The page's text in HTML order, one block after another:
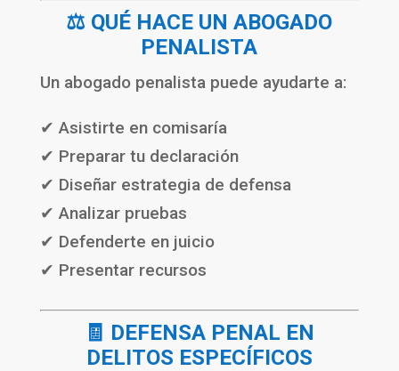
⚖️ QUÉ HACE UN ABOGADO
PENALISTA
Un abogado penalista puede ayudarte a:
✔ Asistirte en comisaría
✔ Preparar tu declaración
✔ Diseñar estrategia de defensa
✔ Analizar pruebas
✔ Defenderte en juicio
✔ Presentar recursos
🧾 DEFENSA PENAL EN
DELITOS ESPECÍFICOS